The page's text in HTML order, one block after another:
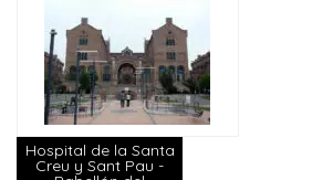
Hospital de la Santa
Creu y Sant Pau -